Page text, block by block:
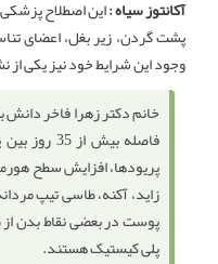
آکانتوز سیاه :این اصطلاح
پشت گردن، زیر بغل، اعضای
وجود این شرایط خود نیز یکی
خانم دکتر زهرا فاخر دانش
پریودها، افزایش سطح
پوست در بعضی نقاط بدن
پلی کیستیک هستند.